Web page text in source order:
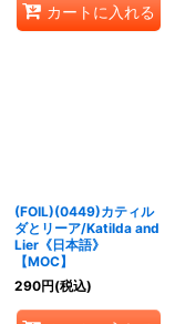
カートに入れる
(FOIL)(0449)カティル
ダとリーア/Katilda and
Lier《日本語》
【MOC】
290円(税込)